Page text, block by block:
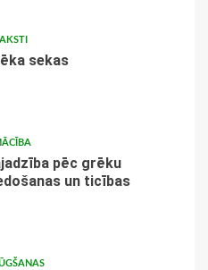
sekas
pēc grēku
un ticības